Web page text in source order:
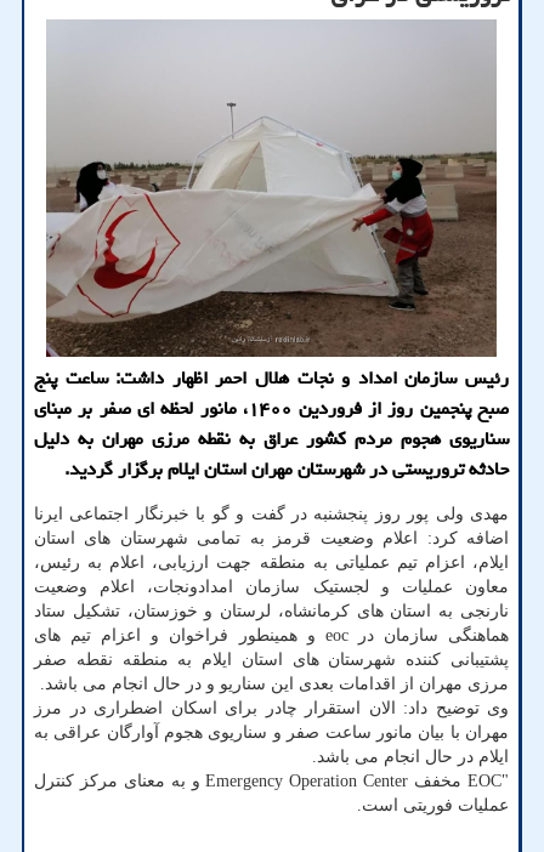
رئیس سازمان امداد و نجات هلال احمر اظهار داشت: ساعت پنج
صبح پنجمین روز از فروردین ۱۴۰۰، مانور لحظه ای صفر بر مبنای
سناریوی هجوم مردم کشور عراق به نقطه مرزی مهران به دلیل
حادثه تروریستی در شهرستان مهران استان ایلام برگزار گردید.
مهدی ولی پور روز پنجشنبه در گفت و گو با خبرنگار اجتماعی ایرنا
اضافه کرد: اعلام وضعیت قرمز به تمامی شهرستان های استان
ایلام، اعزام تیم عملیاتی به منطقه جهت ارزیابی، اعلام به رئیس،
معاون عملیات و لجستیک سازمان امدادونجات، اعلام وضعیت
نارنجی به استان های کرمانشاه، لرستان و خوزستان، تشکیل ستاد
هماهنگی سازمان در eoc و همینطور فراخوان و اعزام تیم های
پشتیبانی کننده شهرستان های استان ایلام به منطقه نقطه صفر
مرزی مهران از اقدامات بعدی این سناریو و در حال انجام می باشد.
وی توضیح داد: الان استقرار چادر برای اسکان اضطراری در مرز
مهران با بیان مانور ساعت صفر و سناریوی هجوم آوارگان عراقی به
ایلام در حال انجام می باشد.
"EOC مخفف Emergency Operation Center و به معنای مرکز کنترل
عملیات فوریتی است.